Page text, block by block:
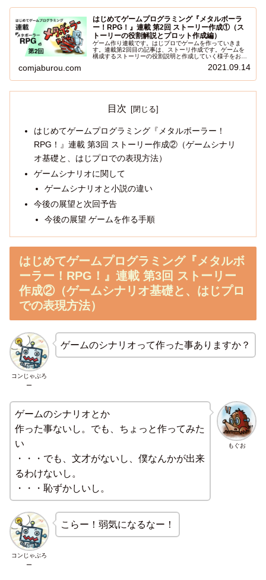
はじめてゲームプログラミング『メタルボーラ
ー！RPG！』連載 第2回 ストーリー作成①（ス
トーリーの役割解説とプロット作成編）
ゲーム作り連載です。はじプロでゲームを作っていきま
す。連載第2回目の記事は、ストーリ作成です。ゲームを
構成するストーリーの役割説明と作成していく様子をお届
comjaburou.com 2021.09.14
目次
はじめてゲームプログラミング『メタルボーラー！
RPG！』連載 第3回 ストーリー作成②（ゲームシナリ
オ基礎と、はじプロでの表現方法）
ゲームシナリオに関して
ゲームシナリオと小説の違い
今後の展望と次回予告
今後の展望 ゲームを作る手順
はじめてゲームプログラミング『メタルボ
ーラー！RPG！』連載 第3回 ストーリー
作成②（ゲームシナリオ基礎と、はじプロ
での表現方法）
コンじゃぶろ
ー
ゲームのシナリオって作った事ありますか？
もぐお
ゲームのシナリオとか
作った事ないし。でも、ちょっと作ってみた
い
・・・でも、文才がないし、僕なんかが出来
るわけないし。
・・・恥ずかしいし。
コンじゃぶろ
ー
こらー！弱気になるなー！